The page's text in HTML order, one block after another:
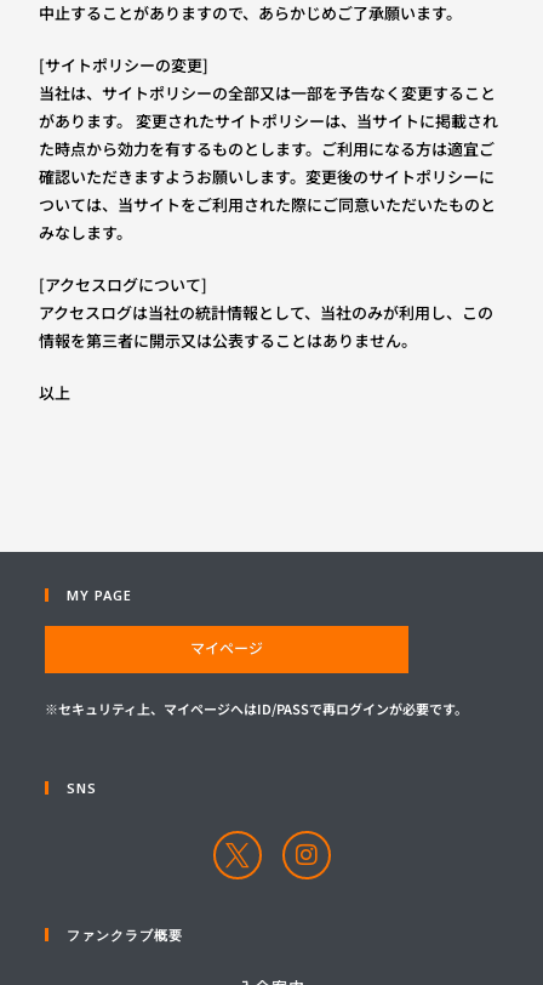
中止することがありますので、あらかじめご了承願います。
[サイトポリシーの変更]
当社は、サイトポリシーの全部又は一部を予告なく変更すること
があります。 変更されたサイトポリシーは、当サイトに掲載され
た時点から効力を有するものとします。ご利用になる方は適宜ご
確認いただきますようお願いします。変更後のサイトポリシーに
ついては、当サイトをご利用された際にご同意いただいたものと
みなします。
[アクセスログについて]
アクセスログは当社の統計情報として、当社のみが利用し、この
情報を第三者に開示又は公表することはありません。
以上
MY PAGE
マイページ
※セキュリティ上、マイページへはID/PASSで再ログインが必要です。
SNS
ファンクラブ概要